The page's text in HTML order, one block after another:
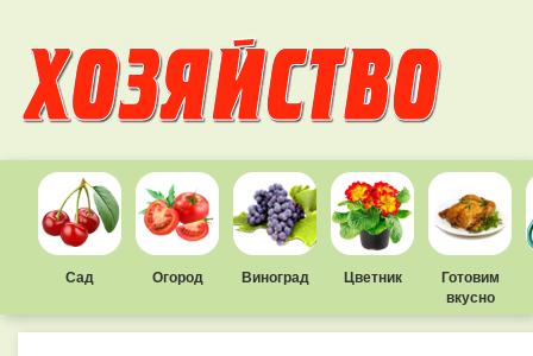
Сад Огород Виноград Цветник
Готовим
вкусно